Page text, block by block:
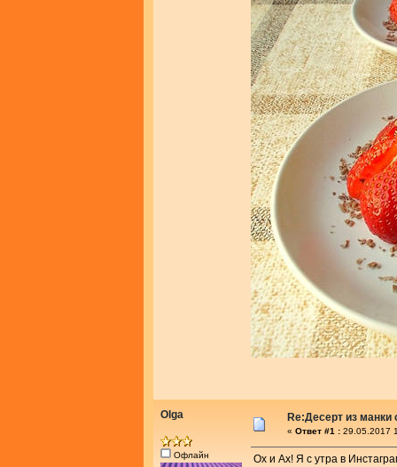
Olga
Офлайн
Re:Десерт из манки
« Ответ #1 : 29.05.2017
Ох и Ах! Я с утра в